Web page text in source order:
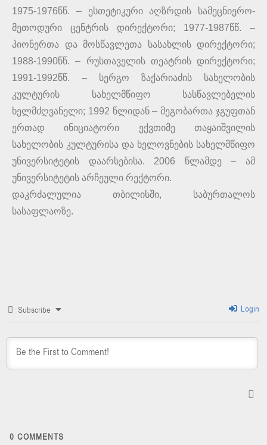
1975-1976წწ. – ესთეტიკური აღზრდის სამეცნიერო-
მეთოდური ცენტრის დირექტორი; 1977-1987წწ. –
პიონერთა და მოსწავლეთა სასახლის დირექტორი;
1988-1990წწ. – რუსთაველის თეატრის დირექტორი;
1991-1992წწ. – სერგო ზაქარიაძის სახელობის
კულტურის სახელმწიფო სასწავლებელის
ხელმძღვანელი; 1992 წლიდან – მეგობართა ჯგუფთან
ერთად ინიციატორი ექვთიმე თაყაიშვილის
სახელობის კულტურისა და ხელოვნების სახელმწიფო
უნივერსიტეტის დაარსებისა. 2006 წლამდე – ამ
უნივერსიტეტის არჩეული რექტორი.
დაკრძალულია თბილისში, საბურთალოს
სასაფლაოზე.
Subscribe Login
0 COMMENTS